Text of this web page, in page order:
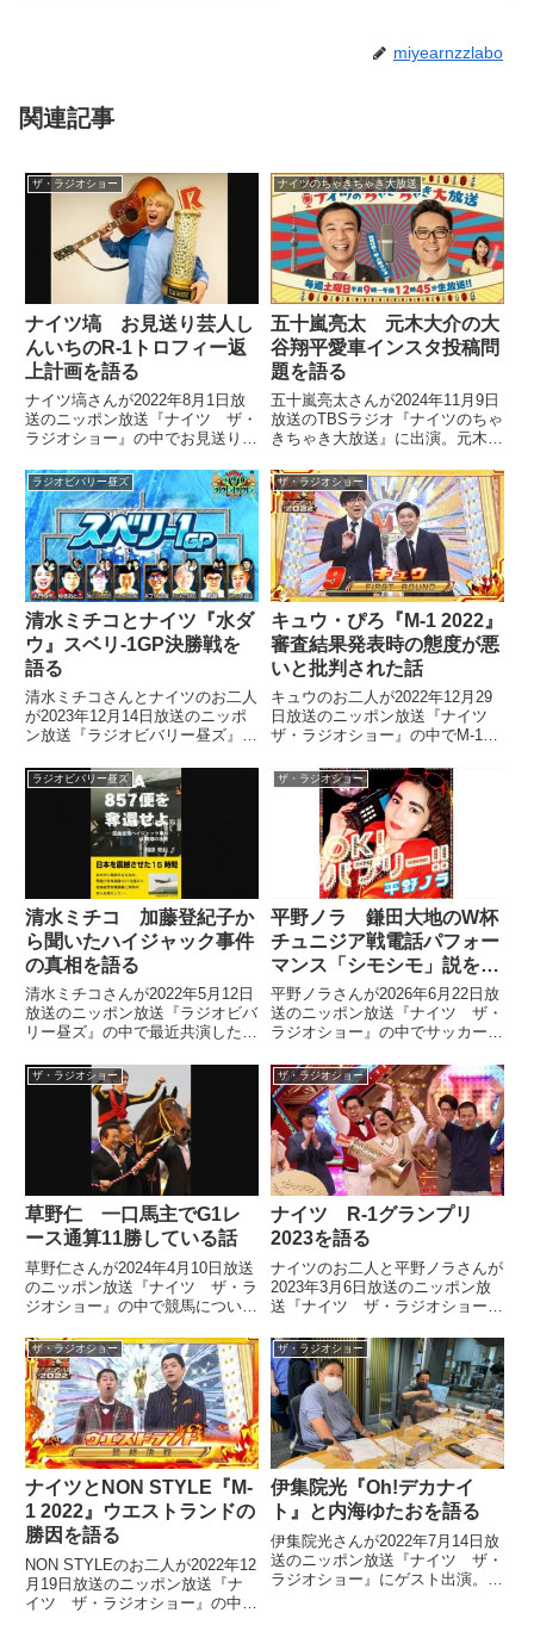
miyearnzzlabo
関連記事
ザ・ラジオショー
ナイツ塙 お見送り芸人し
んいちのR-1トロフィー返
上計画を語る
ナイツ塙さんが2022年8月1日放
送のニッポン放送『ナイツ ザ・
ラジオショー』の中でお見送り芸
いるR-1グランプリの優勝トロフ
ィーについてトーク。しんいちさ
んから聞いたトロフィー返上計画
などを話していました。
ナイツのちゃきちゃき大放送
五十嵐亮太 元木大介の大
谷翔平愛車インスタ投稿問
題を語る
五十嵐亮太さんが2024年11月9日
放送のTBSラジオ『ナイツのちゃ
きちゃき大放送』に出演。元木大
真を撮影し、自身のInstagramに
投稿していた問題についてナイツ
のお二人と話していました。
ラジオビバリー昼ズ
清水ミチコとナイツ『水ダ
ウ』スベリ-1GP決勝戦を
語る
清水ミチコさんとナイツのお二人
が2023年12月14日放送のニッポ
ン放送『ラジオビバリー昼ズ』の
放送されたスベリ−1GP決勝戦に
ついて話していました。
ザ・ラジオショー
キュウ・ぴろ『M-1 2022』
審査結果発表時の態度が悪
いと批判された話
キュウのお二人が2022年12月29
日放送のニッポン放送『ナイツ
ザ・ラジオショー』の中でM-1グ
結果発表で審査員のコメントを聞
く際、ぴろさんが首を振っていた
ことに対して「態度が悪い」と
SNSなどで批判の声が上がって
いたことについて話していまし
ラジオビバリー昼ズ
清水ミチコ 加藤登紀子か
ら聞いたハイジャック事件
の真相を語る
清水ミチコさんが2022年5月12日
放送のニッポン放送『ラジオビバ
リー昼ズ』の中で最近共演した加
イジャック事件についてトーク。
加藤さんから聞いた事件の生々し
い証言を紹介していました。
ザ・ラジオショー
平野ノラ 鎌田大地のW杯
チュニジア戦電話パフォー
マンス「シモシモ」説を語
る
平野ノラさんが2026年6月22日放
送のニッポン放送『ナイツ ザ・
ラジオショー』の中でサッカーワ
ールを決めた日本代表・鎌田大地
選手が見せた電話のゴールセレブ
レーションについてトーク。自身
のギャグ「シモシモ」の国際電話
バージョンなのではないかと話し
ていました。
ザ・ラジオショー
草野仁 一口馬主でG1レ
ース通算11勝している話
草野仁さんが2024年4月10日放送
のニッポン放送『ナイツ ザ・ラ
ジオショー』の中で競馬について
ンザダーク、ダンスインザムー
ド、ブエナビスタ、レイデオロな
どの馬を保有し、G1で通算11勝
していることを話していました。
ザ・ラジオショー
ナイツ R-1グランプリ
2023を語る
ナイツのお二人と平野ノラさんが
2023年3月6日放送のニッポン放
送『ナイツ ザ・ラジオショー』
返っていました。
ザ・ラジオショー
ナイツとNON STYLE『M-
1 2022』ウエストランドの
勝因を語る
NON STYLEのお二人が2022年12
月19日放送のニッポン放送『ナ
イツ ザ・ラジオショー』の中で
ザ・ラジオショー
伊集院光『Oh!デカナイ
ト』と内海ゆたおを語る
伊集院光さんが2022年7月14日放
送のニッポン放送『ナイツ ザ・
ラジオショー』にゲスト出演。ニ